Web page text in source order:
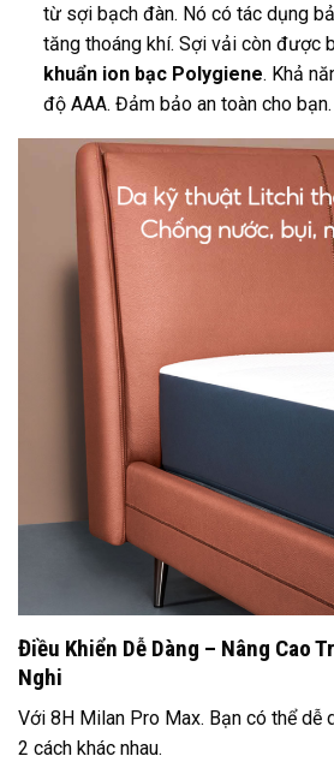
từ sợi bạch đàn. Nó có tác dụng
tăng thoáng khí. Sợi vải còn được
khuẩn ion bạc Polygiene. Khả
độ AAA. Đảm bảo an toàn cho
Điều Khiển Dễ Dàng – Nâng Cao
Nghi
Với 8H Milan Pro Max. Bạn có thể dễ
2 cách khác nhau.